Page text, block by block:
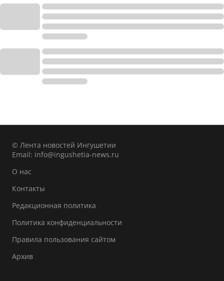
© Лента новостей Ингушетии
Email: info@ingushetia-news.ru
О нас
Контакты
Редакционная политика
Политика конфиденциальности
Правила пользования сайтом
Архив